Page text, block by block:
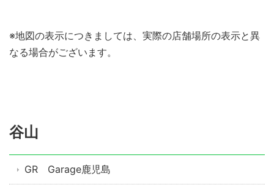
※地図の表示につきましては、実際の店舗場所の表示と異
なる場合がございます。
谷山
GR Garage鹿児島